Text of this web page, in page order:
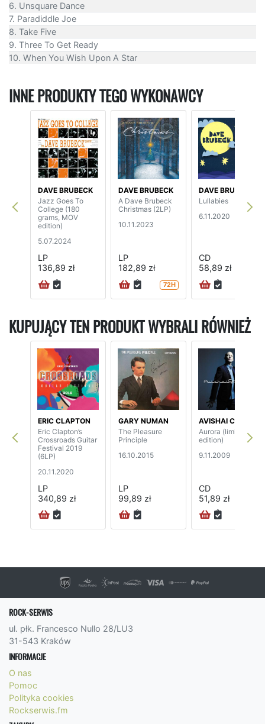
6. Unsquare Dance
7. Paradiddle Joe
8. Take Five
9. Three To Get Ready
10. When You Wish Upon A Star
INNE PRODUKTY TEGO WYKONAWCY
DAVE BRUBECK
Jazz Goes To
College (180
grams, MOV
edition)
5.07.2024
LP
136,89 zł
DAVE BRUBECK
A Dave Brubeck
Christmas (2LP)
10.11.2023
LP
182,89 zł
72H
DAVE BRUBECK
Lullabies
6.11.2020
CD
58,89 zł
KUPUJĄCY TEN PRODUKT WYBRALI RÓWNIEŻ
ERIC CLAPTON
Eric Clapton’s
Crossroads Guitar
Festival 2019
(6LP)
20.11.2020
LP
340,89 zł
GARY NUMAN
The Pleasure
Principle
16.10.2015
LP
99,89 zł
AVISHAI COHEN
Aurora (limited
edition)
9.11.2009
CD
51,89 zł
ROCK-SERWIS
ul. płk. Francesco Nullo 28/LU3
31-543 Kraków
INFORMACJE
O nas
Pomoc
Polityka cookies
Rockserwis.fm